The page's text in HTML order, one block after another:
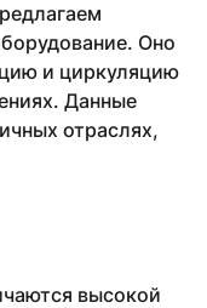
Оно
и циркуляцию
Данные
отраслях,
высокой